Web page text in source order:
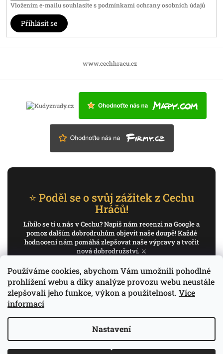
Používáme cookies, abychom Vám umožnili pohodlné
prohlížení webu a díky analýze provozu webu neustále
zlepšovali jeho funkce, výkon a použitelnost. Více
informací
Nastavení
Vložením e-mailu souhlasíte spodmínkami ochrany osobních údajů
Přihlásit se
www.cechhracu.cz
⭐ Poděl se o svůj zážitek z Cechu
Hráčů!
Líbilo se ti u nás v Cechu? Napiš nám recenzi na Google a
pomoz dalším dobrodruhům objevit naše doupě! Každé
hodnocení nám pomáhá zlepšovat naše výpravy a tvořit
nová dobrodružství. ⚔️
✍️ Napiš recenzi na Google
Děkujeme, že pomáháš psát příběh Cechu Hráčů.